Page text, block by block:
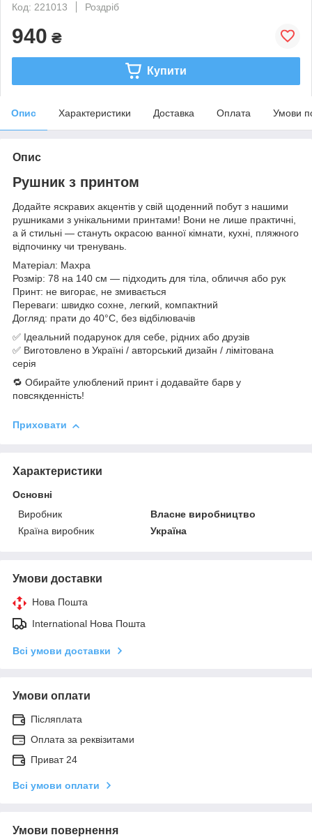
Код: 221013
Роздріб
940 ₴
Купити
Опис Характеристики Доставка Оплата Умови
Опис
Рушник з принтом
Додайте яскравих акцентів у свій щоденний побут з нашими
рушниками з унікальними принтами! Вони не лише практичні,
а й стильні — стануть окрасою ванної кімнати, кухні, пляжного
відпочинку чи тренувань.
Матеріал: Махра
Розмір: 78 на 140 см — підходить для тіла, обличчя або рук
Принт: не вигорає, не змивається
Переваги: швидко сохне, легкий, компактний
Догляд: прати до 40°C, без відбілювачів
✅ Ідеальний подарунок для себе, рідних або друзів
✅ Виготовлено в Україні / авторський дизайн / лімітована
серія
🔁 Обирайте улюблений принт і додавайте барв у
повсякденність!
Приховати
Характеристики
Основні
Виробник
Власне виробництво
Країна виробник
Україна
Умови доставки
Нова Пошта
International Нова Пошта
Всі умови доставки
Умови оплати
Післяплата
Оплата за реквізитами
Приват 24
Всі умови оплати
Умови повернення